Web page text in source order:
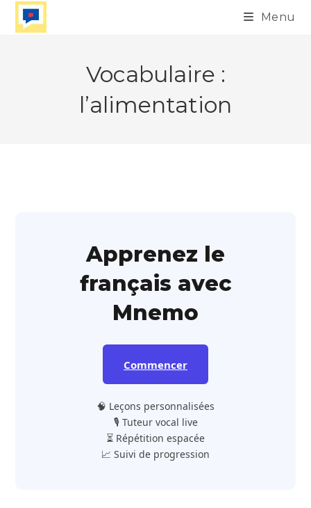
Skip
Menu
Vocabulaire :
l’alimentation
Apprenez le
français avec
Mnemo
Commencer
🧠 Leçons personnalisées
🎙️ Tuteur vocal live
⏳ Répétition espacée
📈 Suivi de progression